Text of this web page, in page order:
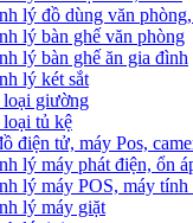
lý đồ dùng văn
lý bàn ghế văn phòng
lý bàn ghế ăn gia đình
lý két sắt
loại giường
loại tủ kệ
điện tử, máy Pos,
lý máy phát điện, ổn
lý máy POS, máy tính
lý máy giặt